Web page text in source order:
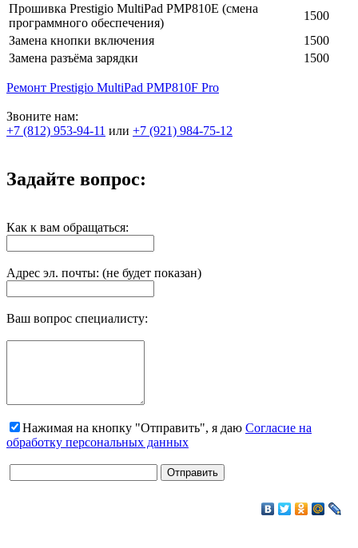
Прошивка Prestigio MultiPad PMP810E (смена
программного обеспечения)
1500
Замена кнопки включения
1500
Замена разъёма зарядки
1500
Ремонт Prestigio MultiPad PMP810F Pro
Звоните нам:
+7 (812) 953-94-11 или +7 (921) 984-75-12
Задайте вопрос:
Как к вам обращаться:
Адрес эл. почты: (не будет показан)
Ваш вопрос специалисту:
Нажимая на кнопку "Отправить", я даю Согласие на
обработку персональных данных